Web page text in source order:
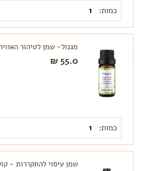
כמות:
מגנול- שמן לטיהור
55.0 ₪
כמות:
שמן עיסוי להתקררות -